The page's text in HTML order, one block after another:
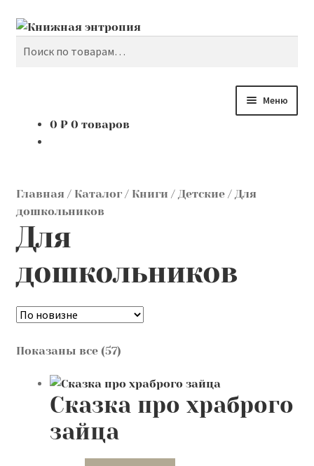
Перейти
Перейти
содержимому
Поиск
Меню
Доставка и оплата
Мы покупаем
О нас
Контакты
Лингвистика и культурология
0 ₽ 0 товаров
Главная / Каталог/ Книги / Детские/ Для
дошкольников
Для
дошкольников
Показаны все (57)Сортировка:
недавние
Сказка про храброго
зайца